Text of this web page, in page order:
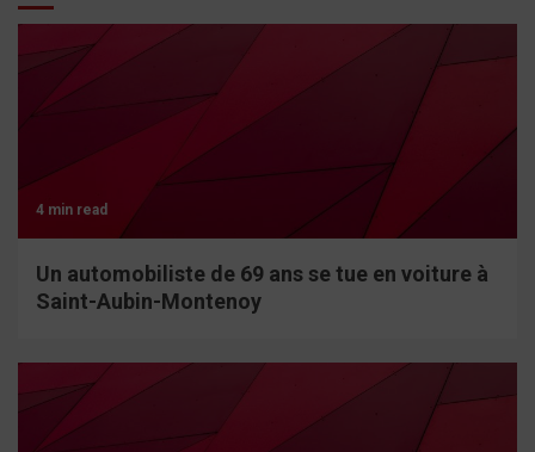
4 min read
Un automobiliste de 69 ans se tue en voiture à
Saint-Aubin-Montenoy